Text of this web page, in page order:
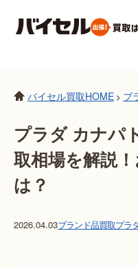
バイセル買取HOME > ブ
プラダ カナパ
取相場を解説
は？
2026.04.03ブランド品買取プラ